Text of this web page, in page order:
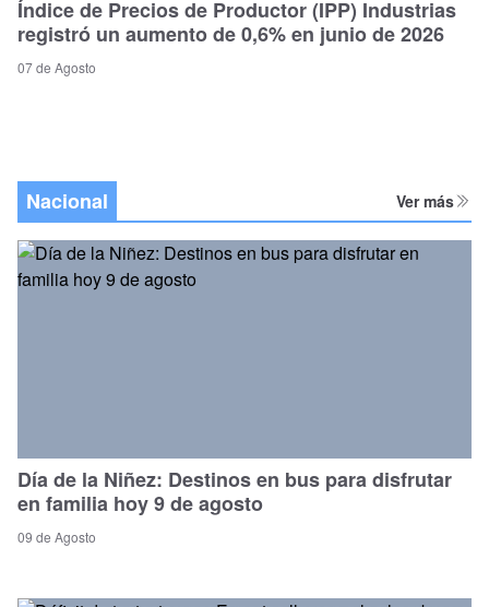
Índice de Precios de Productor (IPP) Industrias
registró un aumento de 0,6% en junio de 2026
07 de Agosto
Nacional Ver más
Día de la Niñez: Destinos en bus para disfrutar
en familia hoy 9 de agosto
09 de Agosto